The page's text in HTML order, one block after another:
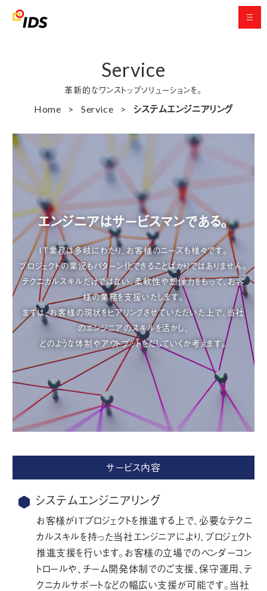
Service
革新的なワンストップソリューションを。
Home Service システムエンジニアリング
エンジニアはサービスマンである。
IT業務は多岐にわたり、お客様のニーズも様々です。
プロジェクトの業況もパターン化できることばかりではありません。
テクニカルスキルだけではない、柔軟性や想像力をもって、お客
様の業務を支援いたします。
まずは、お客様の現状をヒアリングさせていただいた上で、当社
のエンジニアのスキルを活かし、
どのような体制やアウトプットをだしていくか考えます。
サービス内容
システムエンジニアリング
お客様がITプロジェクトを推進する上で、必要なテクニ
カルスキルを持った当社エンジニアにより、プロジェクト
推進支援を行います。お客様の立場でのベンダーコン
トロールや、チーム開発体制でのご支援、保守運用、テ
クニカルサポートなどの幅広い支援が可能です。当社